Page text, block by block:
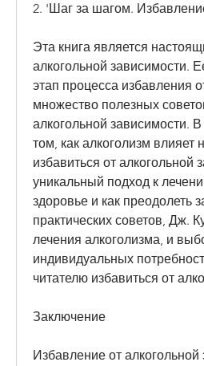
2. 'Шаг за шагом.
Эта книга является
алкогольной зависимости.
этап процесса избавления
множество полезных
алкогольной зависимости.
том, как алкоголизм
избавиться от
уникальный подход к
здоровье и как преодолеть
практических советов, Дж.
лечения алкоголизма, и
индивидуальных
читателю избавиться от
Заключение
Избавление от